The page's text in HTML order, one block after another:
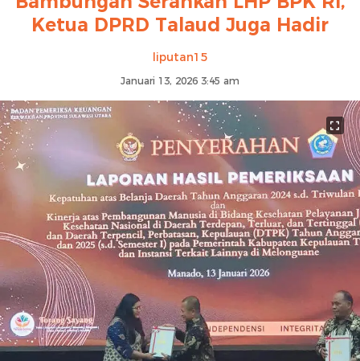
Ketua DPRD Talaud Juga Hadir
liputan15
Januari 13, 2026 3:45 am